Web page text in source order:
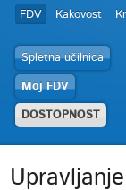
FDV Kakovost
Spletna učilnica
Moj FDV
DOSTOPNOST